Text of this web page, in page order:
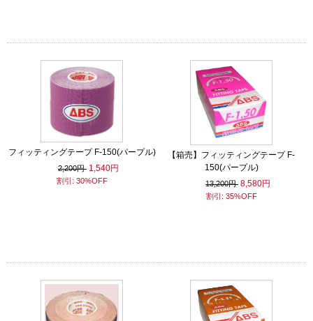
フィッティングテープ F-150(パープル)
2,200円 1,540円
割引: 30%OFF
【箱売】フィッティングテープ F-
150(パープル)
13,200円 8,580円
割引: 35%OFF